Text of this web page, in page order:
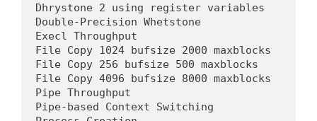
Dhrystone 2 using register variables
Double-Precision Whetstone
Execl Throughput
File Copy 1024 bufsize 2000 maxblocks
File Copy 256 bufsize 500 maxblocks
File Copy 4096 bufsize 8000 maxblocks
Pipe Throughput
Pipe-based Context Switching